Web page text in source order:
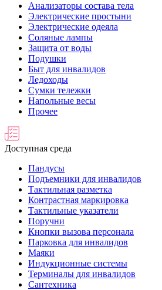
Анализаторы состава тела
Электрические простыни
Электрические одеяла
Соляные лампы
Защита от воды
Подушки
Быт для инвалидов
Ледоходы
Сумки тележки
Напольные весы
Прочее
Доступная среда
Пандусы
Подъемники для инвалидов
Тактильная разметка
Контрастная маркировка
Тактильные указатели
Поручни
Кнопки вызова персонала
Парковка для инвалидов
Маяки
Индукционные системы
Терминалы для инвалидов
Сантехника